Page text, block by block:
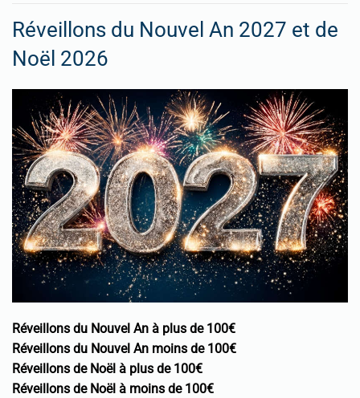
Réveillons du Nouvel An 2027 et de
Noël 2026
Réveillons du Nouvel An à plus de 100€
Réveillons du Nouvel An moins de 100€
Réveillons de Noël à plus de 100€
Réveillons de Noël à moins de 100€